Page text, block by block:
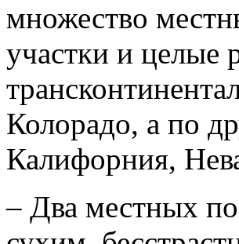
множество
участки и
Колорадо, а по
Калифорния,
– Два местных